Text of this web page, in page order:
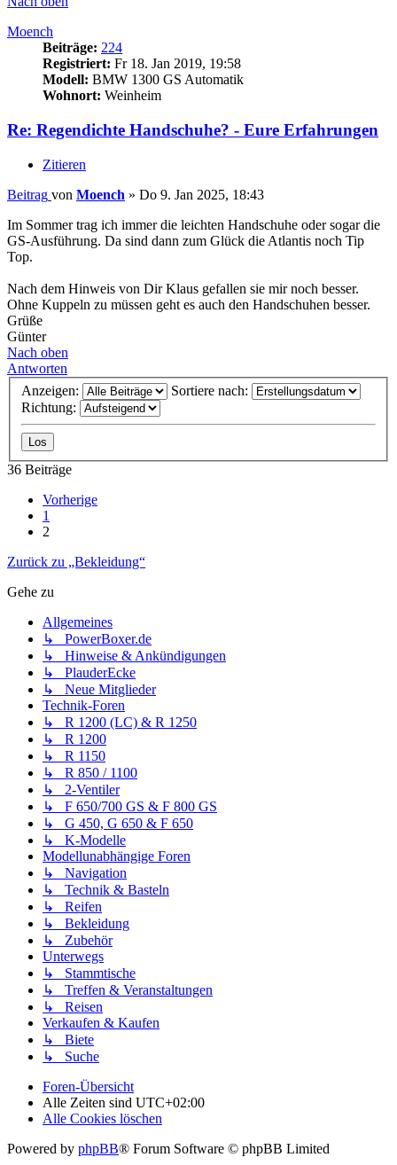
Moench
Beiträge: 224
Registriert: Fr 18. Jan 2019, 19:58
Modell: BMW 1300 GS Automatik
Wohnort: Weinheim
Re: Regendichte Handschuhe? - Eure Erfahrungen
Zitieren
Beitrag von Moench » Do 9. Jan 2025, 18:43
Im Sommer trag ich immer die leichten Handschuhe oder sogar die
GS-Ausführung. Da sind dann zum Glück die Atlantis noch Tip
Top.
Nach dem Hinweis von Dir Klaus gefallen sie mir noch besser.
Ohne Kuppeln zu müssen geht es auch den Handschuhen besser.
Grüße
Günter
Nach oben
Antworten
Anzeigen:
Sortiere nach:
Richtung:
36 Beiträge
Vorherige
1
2
Zurück zu „Bekleidung“
Gehe zu
Allgemeines
↳ PowerBoxer.de
↳ Hinweise & Ankündigungen
↳ PlauderEcke
↳ Neue Mitglieder
Technik-Foren
↳ R 1200 (LC) & R 1250
↳ R 1200
↳ R 1150
↳ R 850 / 1100
↳ 2-Ventiler
↳ F 650/700 GS & F 800 GS
↳ G 450, G 650 & F 650
↳ K-Modelle
Modellunabhängige Foren
↳ Navigation
↳ Technik & Basteln
↳ Reifen
↳ Bekleidung
↳ Zubehör
Unterwegs
↳ Stammtische
↳ Treffen & Veranstaltungen
↳ Reisen
Verkaufen & Kaufen
↳ Biete
↳ Suche
Foren-Übersicht
Alle Zeiten sind UTC+02:00
Alle Cookies löschen
Powered by phpBB® Forum Software © phpBB Limited